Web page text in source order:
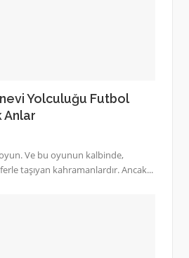
Yolculuğu Futbol
Anlar
Ve bu oyunun kalbinde,
taşıyan kahramanlardır. Ancak...